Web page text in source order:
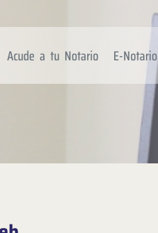
Acude a tu Notario E-Notario